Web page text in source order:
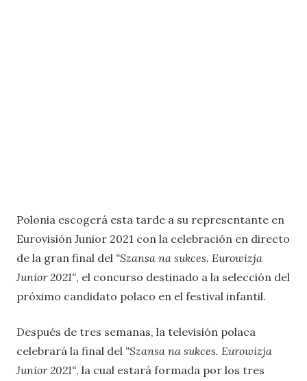
Polonia escogerá esta tarde a su representante en
Eurovisión Junior 2021 con la celebración en directo
de la gran final del “Szansa na sukces. Eurowizja
Junior 2021“, el concurso destinado a la selección del
próximo candidato polaco en el festival infantil.
Después de tres semanas, la televisión polaca
celebrará la final del “Szansa na sukces. Eurowizja
Junior 2021“, la cual estará formada por los tres